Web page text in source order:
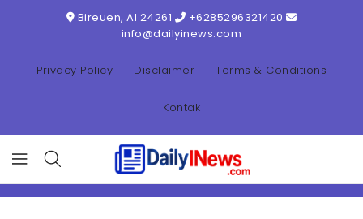
Bireuen, AI 24261
+6285296321420
info@dailyinews.com
Privacy Policy Disclaimer Terms & Conditions
Kontak